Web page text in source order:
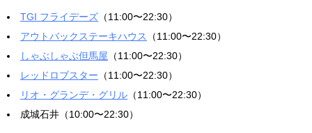
TGI フライデーズ （11:00〜22:30）
アウトバックステーキハウス
（11:00〜22:30）
しゃぶしゃぶ但馬屋 （11:00〜22:30）
レッドロブスター （11:00〜22:30）
リオ・グランデ・グリル （11:00〜22:30）
成城石井（10:00〜22:30）